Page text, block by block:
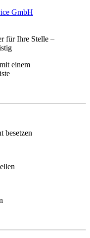
für Ihre Stelle –
besetzen